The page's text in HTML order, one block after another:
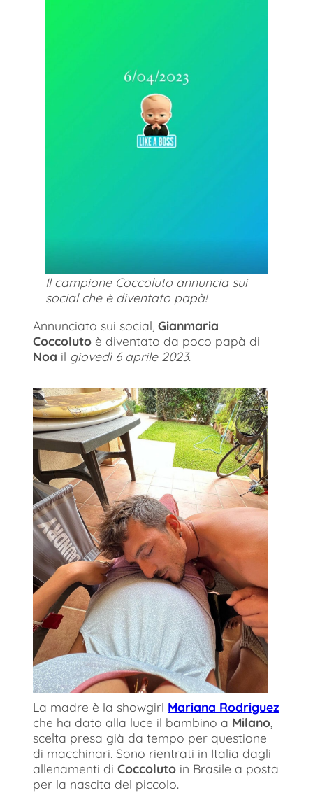
Il campione Coccoluto annuncia sui
social che è diventato papà!
Annunciato sui social, Gianmaria
Coccoluto è diventato da poco papà di
Noa il giovedì 6 aprile 2023.
La madre è la showgirl Mariana Rodriguez
che ha dato alla luce il bambino a Milano
scelta presa già da tempo per questione
di macchinari. Sono rientrati in Italia dagli
allenamenti di Coccoluto in Brasile a posta
per la nascita del piccolo.